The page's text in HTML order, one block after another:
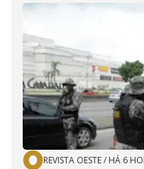
REVISTA OESTE/ HÁ 6